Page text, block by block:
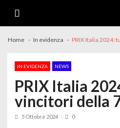
Home In evidenza PRIX Italia 2024:
IN EVIDENZA NEWS
PRIX Italia
vincitori della
5 Ottobre 2024 0